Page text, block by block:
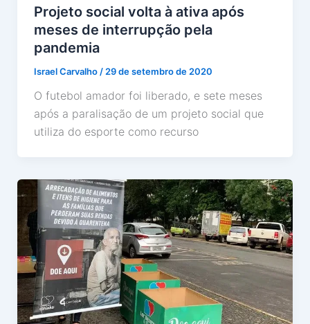
Projeto social volta à ativa após
meses de interrupção pela
pandemia
Israel Carvalho / 29 de setembro de 2020
O futebol amador foi liberado, e sete meses
após a paralisação de um projeto social que
utiliza do esporte como recurso